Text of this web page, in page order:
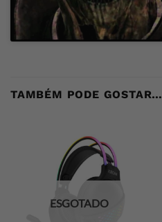
TAMBÉM PODE GOSTAR…
ESGOTADO